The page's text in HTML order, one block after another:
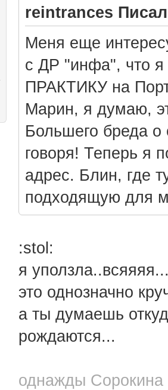
reintrances
Меня еще
с ДР "инфа", что
ПРАКТИКУ на
Марин, я думаю,
Большего бреда
говоря! Теперь я
адрес. Блин, где
подходящую для
:stol:
я
это однозначно
а ты думаешь
рождаются...
однажды Сорокина